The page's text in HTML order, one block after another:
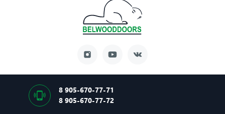
8 905-670-77-71
8 905-670-77-72